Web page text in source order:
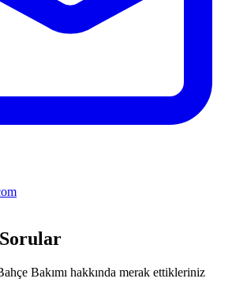
Bakımı hakkında merak ettikleriniz